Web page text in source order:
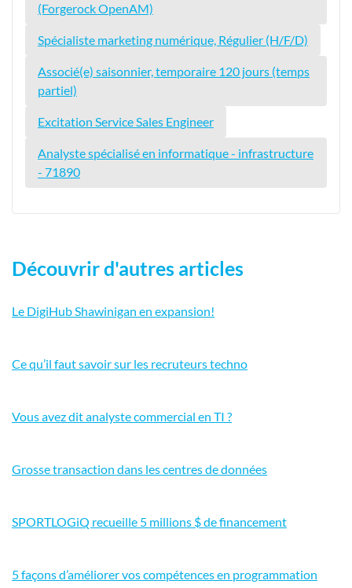
(Forgerock OpenAM)
Spécialiste marketing numérique, Régulier (H/F/D)
Associé(e) saisonnier, temporaire 120 jours (temps
partiel)
Excitation Service Sales Engineer
Analyste spécialisé en informatique - infrastructure
- 71890
Découvrir d'autres articles
Le DigiHub Shawinigan en expansion!
Ce qu’il faut savoir sur les recruteurs techno
Vous avez dit analyste commercial en TI ?
Grosse transaction dans les centres de données
SPORTLOGiQ recueille 5 millions $ de financement
5 façons d’améliorer vos compétences en programmation